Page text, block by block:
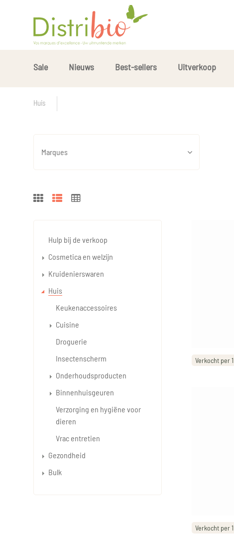
Sale Nieuws Best-sellers Uitverkoop
Huis
Marques
Verkocht per 1
Verkocht per 1
Hulp bij de verkoop
Cosmetica en welzijn
Kruidenierswaren
Huis
Keukenaccessoires
Cuisine
Droguerie
Insectenscherm
Onderhoudsproducten
Binnenhuisgeuren
Verzorging en hygiëne voor
dieren
Vrac entretien
Gezondheid
Bulk